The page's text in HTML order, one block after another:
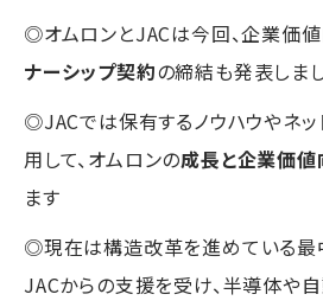
◎オムロンとJACは今回、企業価
ナーシップ契約の締結も発表しま
◎JACでは保有するノウハウやネ
用して、オムロンの成長と企業価値
ます
◎現在は構造改革を進めている最
JACからの支援を受け、半導体や